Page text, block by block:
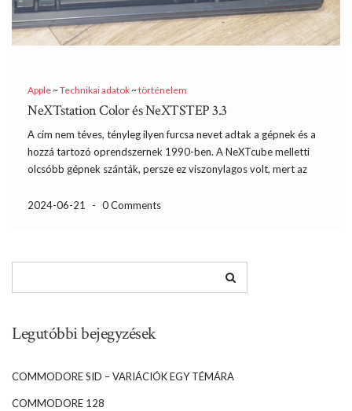
Apple~Technikai adatok~történelem
NeXTstation Color és NeXTSTEP 3.3
A cím nem téves, tényleg ilyen furcsa nevet adtak a gépnek és a
hozzá tartozó oprendszernek 1990-ben. A NeXTcube melletti
olcsóbb gépnek szánták, persze ez viszonylagos volt, mert az
Hazánkban nem nagyon terjedhetett el, az […]
2024-06-21 - 0 Comments
Legutóbbi bejegyzések
COMMODORE SID – VARIÁCIÓK EGY TÉMÁRA
COMMODORE 128